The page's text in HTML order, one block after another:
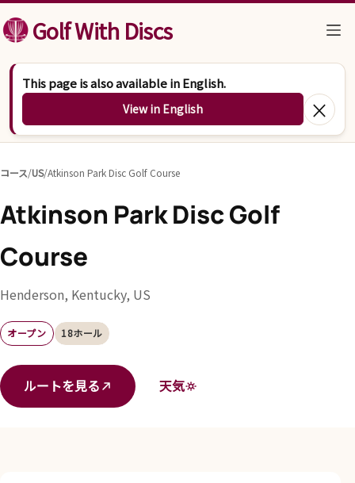
コンテンツへスキップ
Golf With Discs
This page is also available in English.
View in English ×
コース/US/Atkinson Park Disc Golf Course
Atkinson Park Disc Golf
Course
Henderson, Kentucky, US
オープン 18ホール
ルートを見る 天気